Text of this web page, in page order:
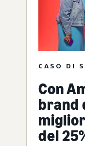
CASO DI
Con
brand
del